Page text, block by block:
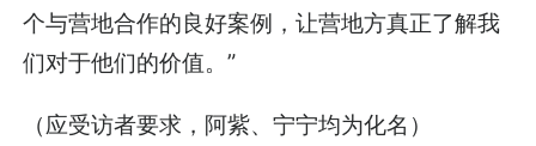
个与营地合作的良好案例，让营地方真正了解我
们对于他们的价值。”
（应受访者要求，阿紫、宁宁均为化名）